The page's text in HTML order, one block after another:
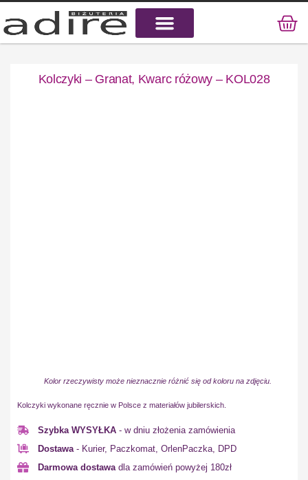
Kolczyki – Granat, Kwarc różowy – KOL028
Kolor rzeczywisty może nieznacznie różnić się od koloru na zdjęciu.
Kolczyki wykonane ręcznie w Polsce z materiałów jubilerskich.
Szybka WYSYŁKA - w dniu złożenia zamówienia
Dostawa- Kurier, Paczkomat, OrlenPaczka, DPD
Darmowa dostawadla zamówień powyżej 180zł